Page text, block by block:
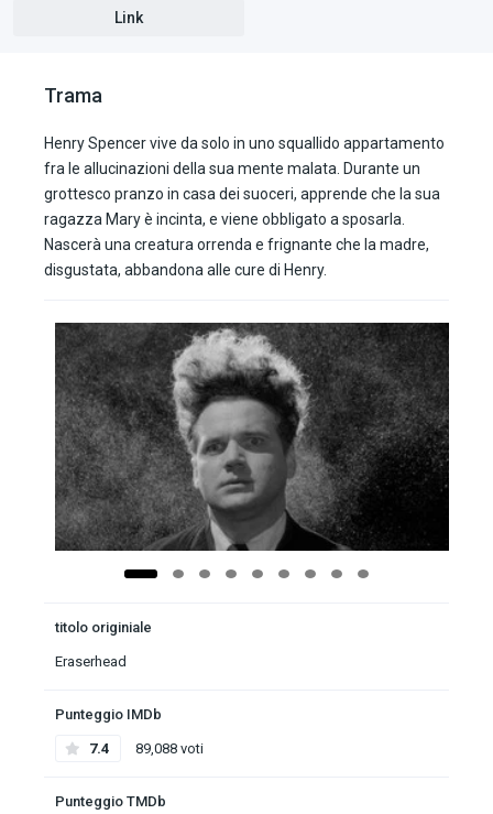
Link
Trama
Henry Spencer vive da solo in uno squallido appartamento
fra le allucinazioni della sua mente malata. Durante un
grottesco pranzo in casa dei suoceri, apprende che la sua
ragazza Mary è incinta, e viene obbligato a sposarla.
Nascerà una creatura orrenda e frignante che la madre,
disgustata, abbandona alle cure di Henry.
titolo originiale
Eraserhead
Punteggio IMDb
7.4 89,088 voti
Punteggio TMDb